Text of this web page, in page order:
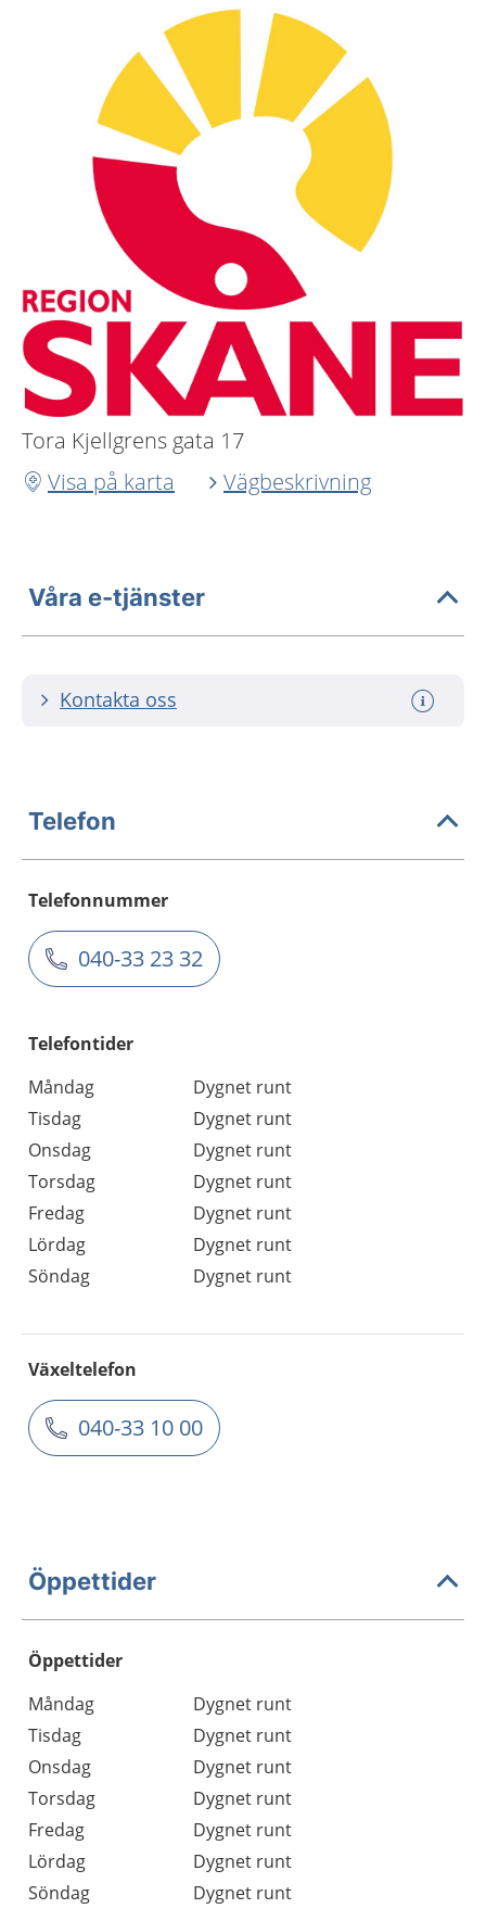
Tora Kjellgrens gata 17
Visa på karta
Vägbeskrivning
Våra e-tjänster
Kontakta oss
Telefon
Telefonnummer
040-33 23 32
Telefontider
Måndag
Dygnet runt
Tisdag
Dygnet runt
Onsdag
Dygnet runt
Torsdag
Dygnet runt
Fredag
Dygnet runt
Lördag
Dygnet runt
Söndag
Dygnet runt
Växeltelefon
040-33 10 00
Öppettider
Öppettider
Dag
Öppettider
Kommentarer
Måndag
Dygnet runt
Tisdag
Dygnet runt
Onsdag
Dygnet runt
Torsdag
Dygnet runt
Fredag
Dygnet runt
Lördag
Dygnet runt
Söndag
Dygnet runt